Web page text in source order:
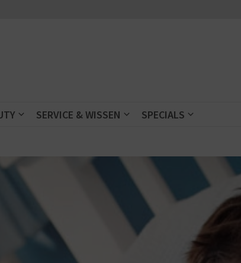
SERVICE & WISSEN SPECIALS